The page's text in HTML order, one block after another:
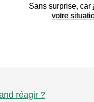
Sans surprise, car
votre
réagir ?